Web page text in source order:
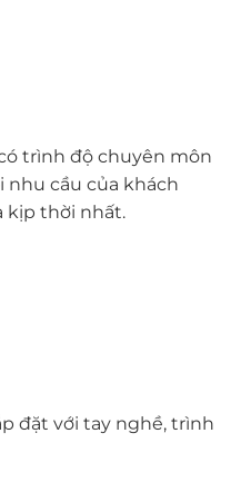
trình độ chuyên môn
nhu cầu của khách
kịp thời nhất.
đặt với tay nghề, trình